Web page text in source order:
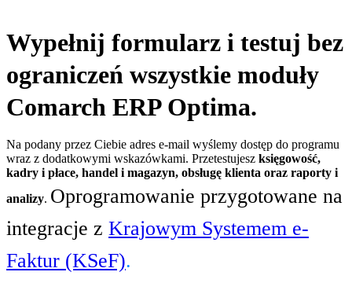
Wypełnij formularz i testuj bez
ograniczeń wszystkie moduły
Comarch ERP Optima.
Na podany przez Ciebie adres e-mail wyślemy dostęp do programu
wraz z dodatkowymi wskazówkami. Przetestujesz księgowość,
kadry i płace, handel i magazyn, obsługę klienta oraz raporty i
analizy. Oprogramowanie przygotowane na
integracje z Krajowym Systemem e-
Faktur (KSeF).